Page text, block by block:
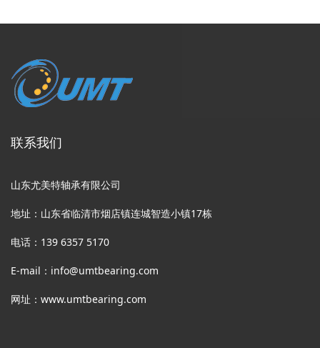
联系我们
山东尤美特轴承有限公司
地址：山东省临清市烟店镇连城智造小镇17栋
电话：139 6357 5170
E-mail：info@umtbearing.com
网址：www.umtbearing.com